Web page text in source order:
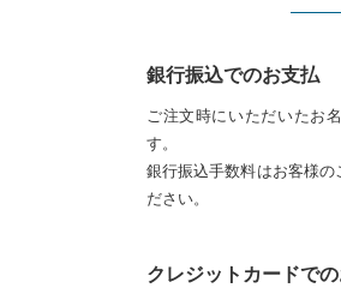
銀行振込でのお支払
ご注文時にいただいたお
す。
銀行振込手数料はお客様の
ださい。
クレジットカードで